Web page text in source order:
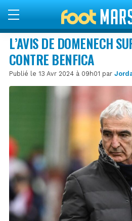
L’AVIS DE DOMENECH
CONTRE BENFICA
Publié le 13 Avr 2024 à 09h01 par